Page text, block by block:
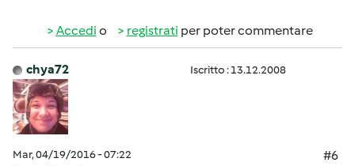
Accedi o registrati per poter commentare
chya72 Iscritto : 13.12.2008
Mar, 04/19/2016 - 07:22
#6